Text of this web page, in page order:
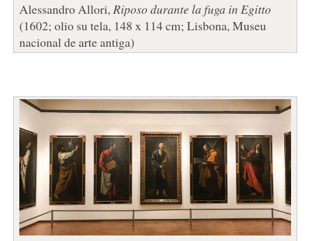
Alessandro Allori,Riposo durante la fuga in Egitto
(1602; olio su tela, 148 x 114 cm; Lisbona, Museu
nacional de arte antiga)